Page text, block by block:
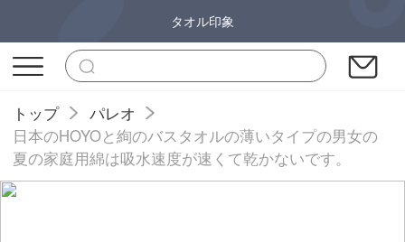
タオル印象
トップ
パレオ
日本のHOYOと絢のバスタオルの薄いタイプの男女の
夏の家庭用綿は吸水速度が速くて乾かないです。